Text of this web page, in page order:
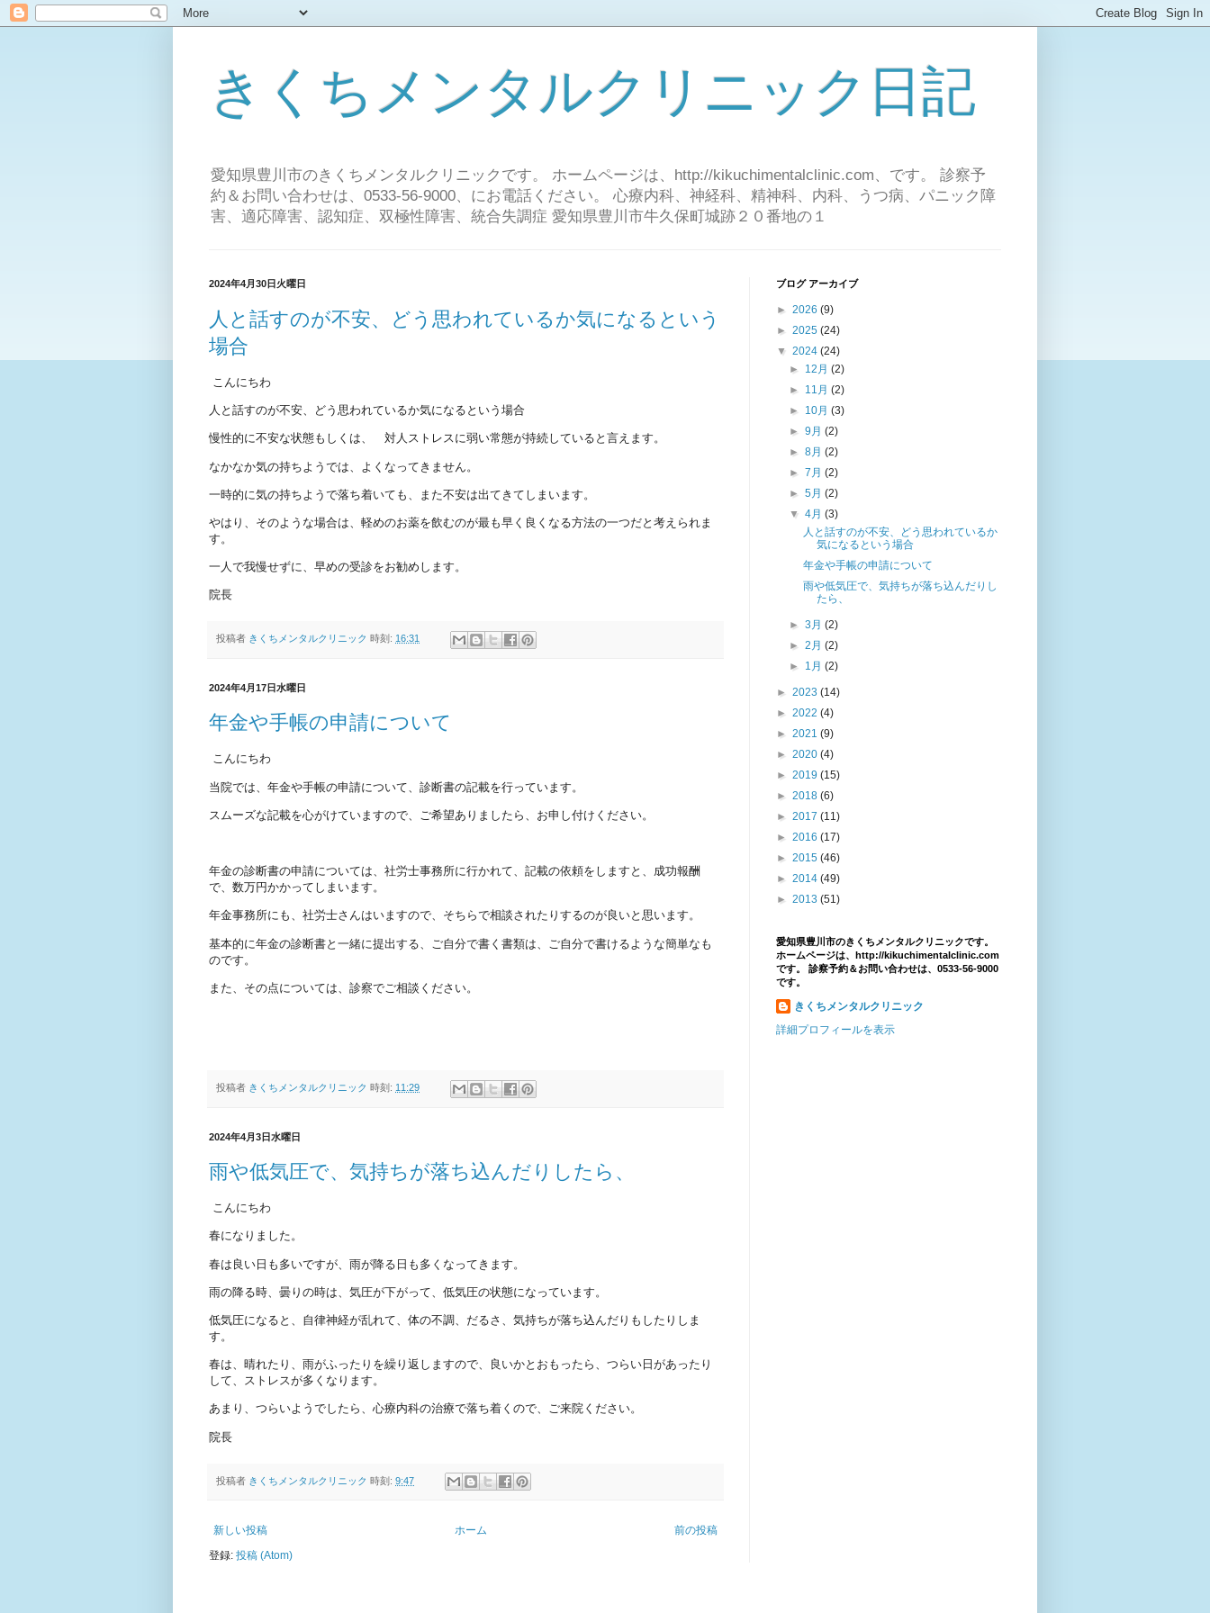
きくちメンタルクリニック日記
愛知県豊川市のきくちメンタルクリニックです。 ホームページは、http://kikuchimentalclinic.com、です。 診察予
約＆お問い合わせは、0533-56-9000、にお電話ください。 心療内科、神経科、精神科、内科、うつ病、パニック障
害、適応障害、認知症、双極性障害、統合失調症 愛知県豊川市牛久保町城跡２０番地の１
2024年4月30日火曜日
人と話すのが不安、どう思われているか気になるという
場合
こんにちわ
人と話すのが不安、どう思われているか気になるという場合
慢性的に不安な状態もしくは、 対人ストレスに弱い常態が持続していると言えます。
なかなか気の持ちようでは、よくなってきません。
一時的に気の持ちようで落ち着いても、また不安は出てきてしまいます。
やはり、そのような場合は、軽めのお薬を飲むのが最も早く良くなる方法の一つだと考えられま
す。
一人で我慢せずに、早めの受診をお勧めします。
院長
投稿者 きくちメンタルクリニック 時刻: 16:31
2024年4月17日水曜日
年金や手帳の申請について
こんにちわ
当院では、年金や手帳の申請について、診断書の記載を行っています。
スムーズな記載を心がけていますので、ご希望ありましたら、お申し付けください。
年金の診断書の申請については、社労士事務所に行かれて、記載の依頼をしますと、成功報酬
で、数万円かかってしまいます。
年金事務所にも、社労士さんはいますので、そちらで相談されたりするのが良いと思います。
基本的に年金の診断書と一緒に提出する、ご自分で書く書類は、ご自分で書けるような簡単なも
のです。
また、その点については、診察でご相談ください。
投稿者 きくちメンタルクリニック 時刻: 11:29
2024年4月3日水曜日
雨や低気圧で、気持ちが落ち込んだりしたら、
こんにちわ
春になりました。
春は良い日も多いですが、雨が降る日も多くなってきます。
雨の降る時、曇りの時は、気圧が下がって、低気圧の状態になっています。
低気圧になると、自律神経が乱れて、体の不調、だるさ、気持ちが落ち込んだりもしたりしま
す。
春は、晴れたり、雨がふったりを繰り返しますので、良いかとおもったら、つらい日があったり
して、ストレスが多くなります。
あまり、つらいようでしたら、心療内科の治療で落ち着くので、ご来院ください。
院長
投稿者 きくちメンタルクリニック 時刻: 9:47
新しい投稿 前の投稿
ホーム
登録: 投稿 (Atom)
ブログ アーカイブ
► 2026 (9)
► 2025 (24)
▼ 2024 (24)
► 12月(2)
► 11月(2)
► 10月(3)
►9月(2)
►8月(2)
►7月(2)
►5月(2)
▼4月(3)
人と話すのが不安、どう思われているか
気になるという場合
年金や手帳の申請について
雨や低気圧で、気持ちが落ち込んだりし
たら、
►3月(2)
►2月(2)
► 1月(2)
► 2023 (14)
► 2022 (4)
► 2021 (9)
► 2020 (4)
► 2019 (15)
► 2018 (6)
► 2017 (11)
► 2016 (17)
► 2015 (46)
► 2014 (49)
► 2013 (51)
愛知県豊川市のきくちメンタルクリニックです。
ホームページは、http://kikuchimentalclinic.com
です。 診察予約＆お問い合わせは、0533-56-9000
です。
きくちメンタルクリニック
詳細プロフィールを表示